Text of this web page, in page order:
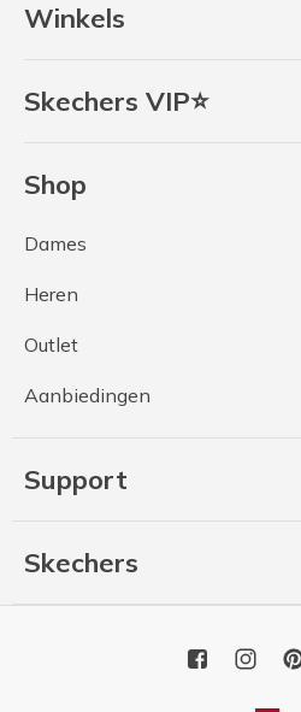
Winkels
Skechers VIP⭐
Shop
Dames
Heren
Outlet
Aanbiedingen
Support
Skechers